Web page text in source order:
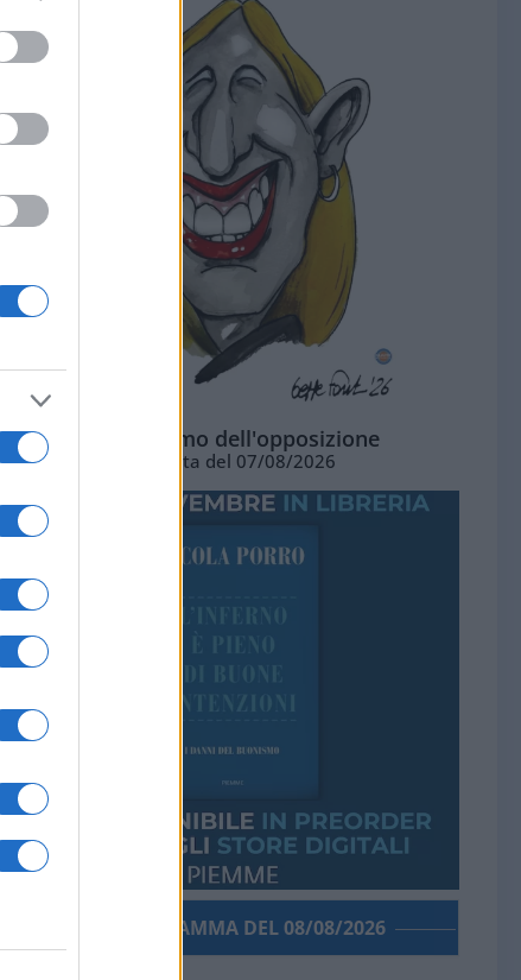
L'ottimismo dell'opposizione
Vignetta del 07/08/2026
PORROGRAMMA DEL 08/08/2026